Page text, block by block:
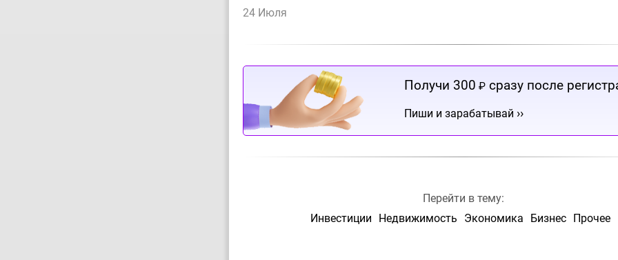
24 Июля
Получи 300 ₽ сразу после
Пиши и зарабатывай ››
Перейти в тему:
Инвестиции
Недвижимость Экономика Бизнес Прочее